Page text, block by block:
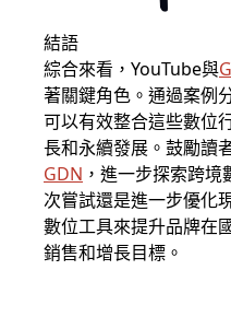
結語
綜合來看，YouTube與
著關鍵角色。通過案例
可以有效整合這些數位
長和永續發展。鼓勵讀
GDN ，進一步探索跨
次嘗試還是進一步優化
數位工具來提升品牌在
銷售和增長目標。